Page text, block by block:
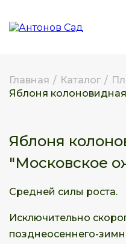
Главная / Каталог /
Яблоня
Яблоня
"Московское
Средней силы роста.
Исключительно
позднеосеннего-